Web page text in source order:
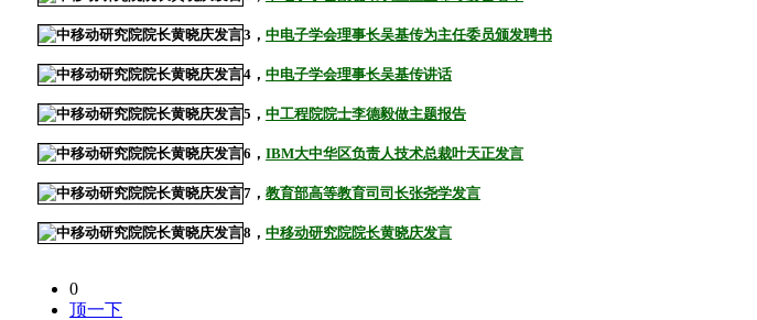
3， 中电子学会理事长吴基传为主任委员颁发聘书
4， 中电子学会理事长吴基传讲话
5， 中工程院院士李德毅做主题报告
6， IBM大中华区负责人技术总裁叶天正发言
7， 教育部高等教育司司长张尧学发言
8， 中移动研究院院长黄晓庆发言
0
顶一下